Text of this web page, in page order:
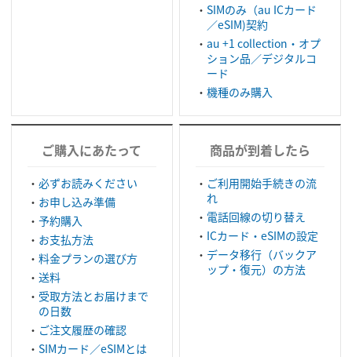
SIMのみ（au ICカード
／eSIM)契約
au +1 collection・オプ
ション品／デジタルコ
ード
機種のみ購入
ご購入にあたって
必ずお読みください
お申し込み準備
予約購入
お支払方法
料金プランの選び方
送料
受取方法とお届けまで
の日数
ご注文履歴の確認
SIMカード／eSIMとは
商品が到着したら
ご利用開始手続きの流
れ
電話回線の切り替え
ICカード・eSIMの設定
データ移行（バックア
ップ・復元）の方法